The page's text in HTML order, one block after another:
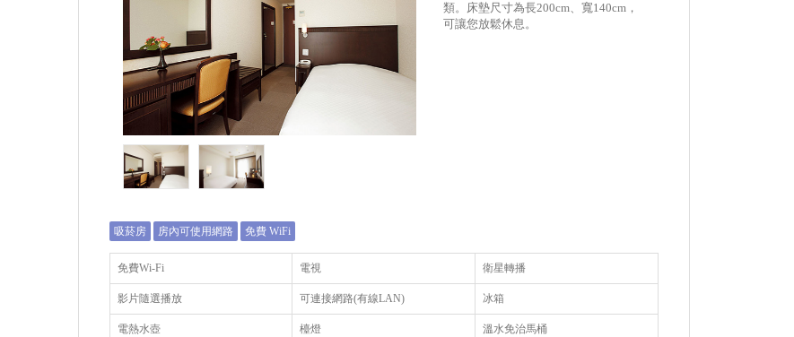
類。床墊尺寸為長200cm、寬140cm，
可讓您放鬆休息。
吸菸房 房內可使用網路 免費 WiFi
免費Wi-Fi 電視 衛星轉播
影片隨選播放 可連接網路(有線LAN) 冰箱
電熱水壺 檯燈 溫水免治馬桶